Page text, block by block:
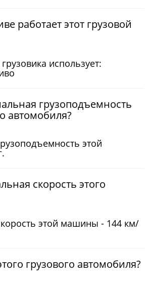
работает этот грузовой
использует:
грузоподъемность
автомобиля?
этой
скорость этого
этой машины - 144 км/
грузового автомобиля?